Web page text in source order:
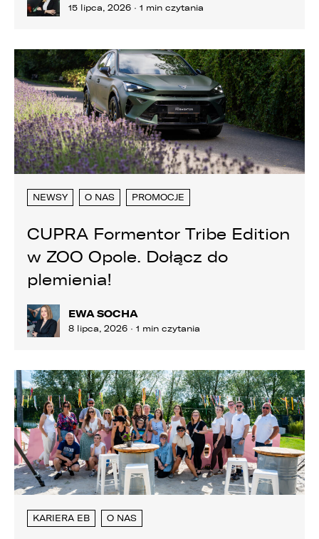
15 lipca, 2026 · 1 min czytania
NEWSY O NAS PROMOCJE
CUPRA Formentor Tribe Edition
w ZOO Opole. Dołącz do
plemienia!
EWA SOCHA
8 lipca, 2026 · 1 min czytania
KARIERA EB O NAS
W związku z realizacją wymogów
Rozporządzenia Parlamentu Europejskiego i